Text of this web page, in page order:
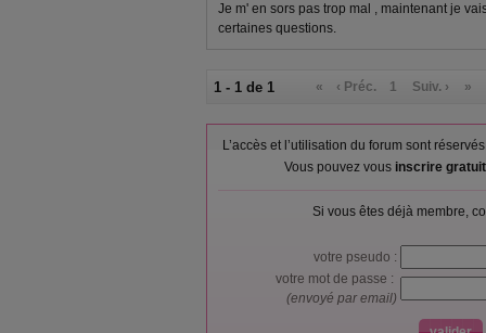
Je m' en sors pas trop mal , maintenant je
certaines questions.
1 - 1 de 1 « ‹ Préc. 1 Suiv. › »
L’accès et l’utilisation du forum sont
Vous pouvez vous inscrire
Si vous êtes déjà membre,
votre pseudo :
votre mot de passe :
(envoyé par email)